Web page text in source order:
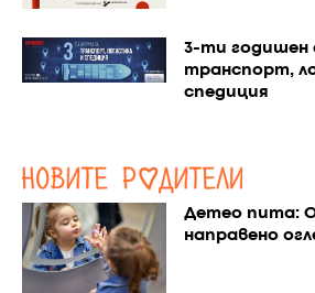
3-ти годишен
транспорт,
спедиция
Детео пита:
направено